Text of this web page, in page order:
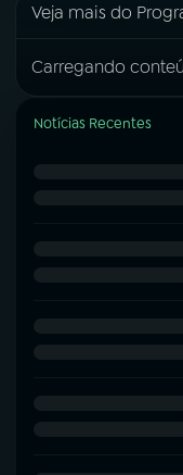
Veja mais do
Carregando
Notícias Recentes